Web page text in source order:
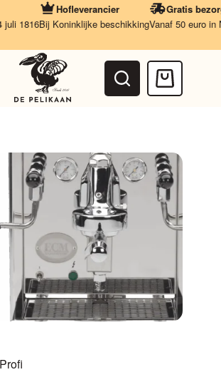
1816
Hofleverancier
Bij Koninklijke beschikking
Gratis
Vanaf 50 euro in